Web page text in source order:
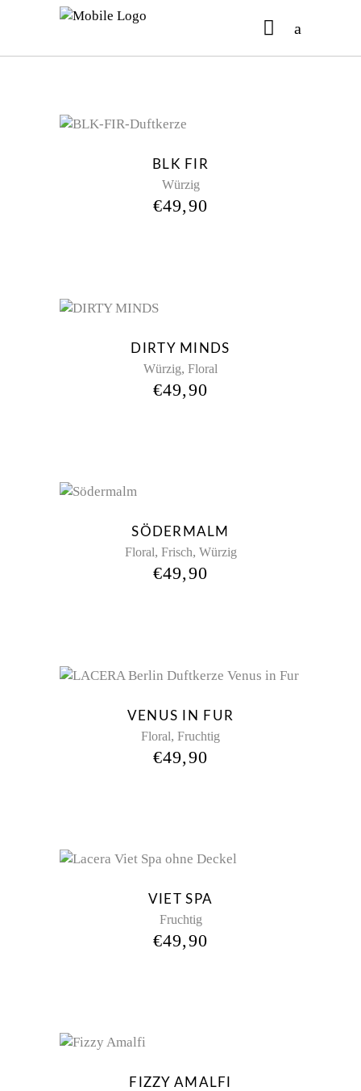
BLK FIR
Würzig
€49,90
DIRTY MINDS
Würzig, Floral
€49,90
SÖDERMALM
Floral, Frisch, Würzig
€49,90
VENUS IN FUR
Floral, Fruchtig
€49,90
VIET SPA
Fruchtig
€49,90
FIZZY AMALFI